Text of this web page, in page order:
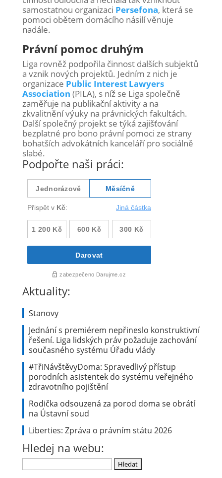
samostatnou organizaci Persefona, která se
pomoci obětem domácího násilí věnuje
nadále.
Právní pomoc druhým
Liga rovněž podpořila činnost dalších subjektů
a vznik nových projektů. Jedním z nich je
organizace Public Interest Lawyers
Association (PILA), s níž se Liga společně
zaměřuje na publikační aktivity a na
zkvalitnění výuky na právnických fakultách.
Další společný projekt se týká zajišťování
bezplatné pro bono právní pomoci ze strany
bohatších advokátních kanceláří pro sociálně
slabé.
Podpořte naši práci:
Aktuality:
Stanovy
Jednání s premiérem nepřineslo konstruktivní
řešení. Liga lidských práv požaduje zachování
současného systému Úřadu vlády
#TřiNávštěvyDoma: Spravedlivý přístup
porodních asistentek do systému veřejného
zdravotního pojištění
Rodička odsouzená za porod doma se obrátí
na Ústavní soud
Liberties: Zpráva o právním státu 2026
Hledej na webu:
Vyhledávání